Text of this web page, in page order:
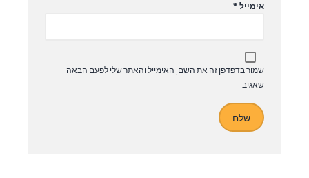
אימייל *
שמור בדפדפן זה את השם, האימייל והאתר שלי לפעם הבאה
שאגיב.